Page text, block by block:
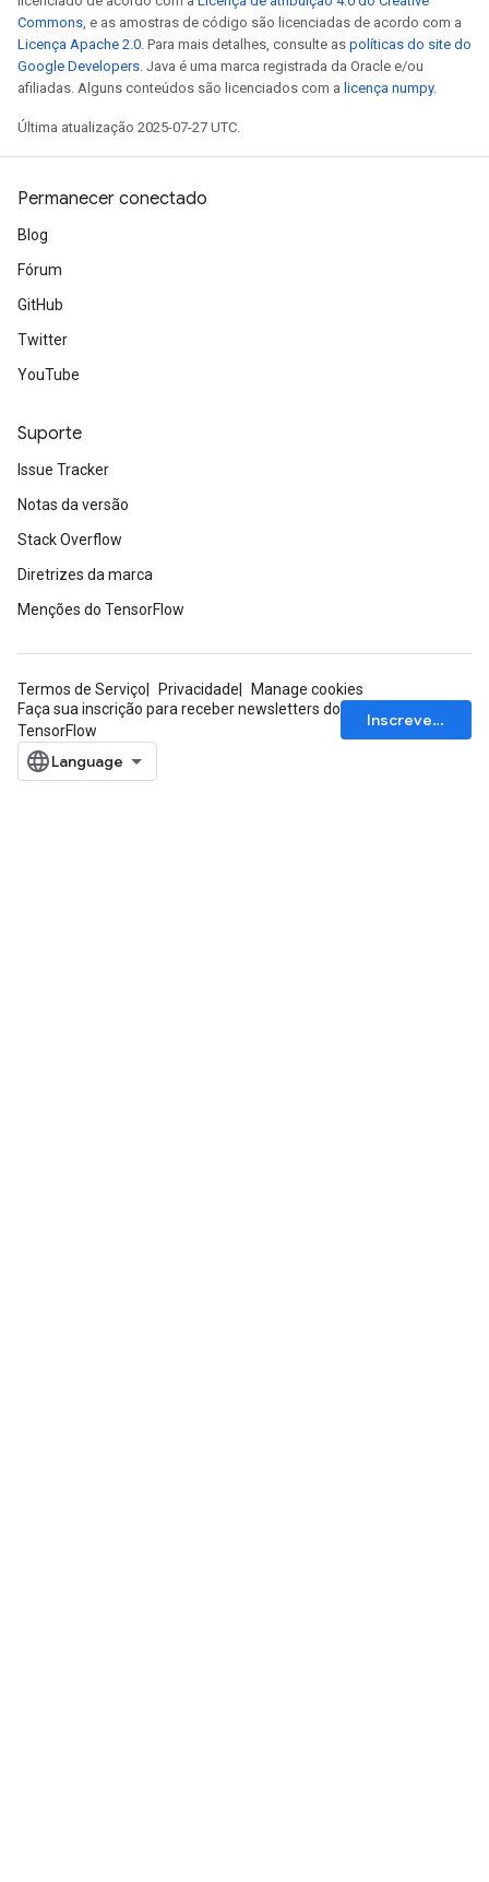
Commons, e as amostras de código são licenciadas de acordo com a
Licença Apache 2.0. Para mais detalhes, consulte as políticas do site do
Google Developers. Java é uma marca registrada da Oracle e/ou
afiliadas. Alguns conteúdos são licenciados com a licença numpy.
Última atualização 2025-07-27 UTC.
Permanecer conectado
Blog
Fórum
GitHub
Twitter
YouTube
Suporte
Issue Tracker
Notas da versão
Stack Overflow
Diretrizes da marca
Menções do TensorFlow
Termos de Serviço Privacidade
Manage cookies
Faça sua inscrição para receber newsletters do
TensorFlow
Inscrever-se